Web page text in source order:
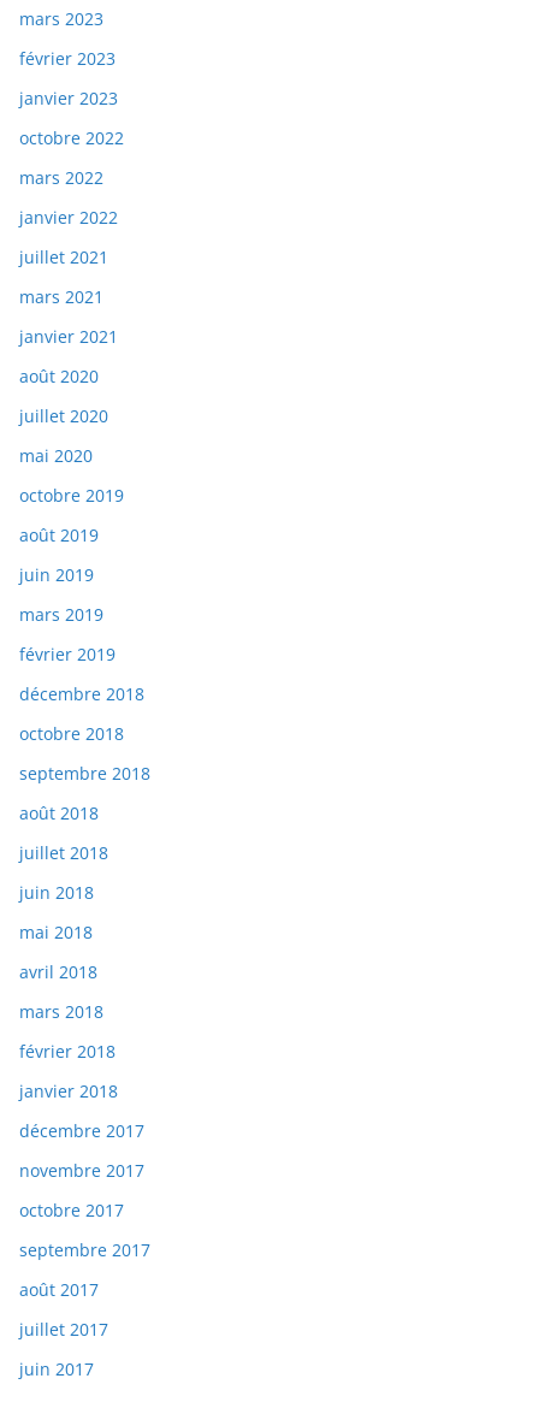
mars 2023
février 2023
janvier 2023
octobre 2022
mars 2022
janvier 2022
juillet 2021
mars 2021
janvier 2021
août 2020
juillet 2020
mai 2020
octobre 2019
août 2019
juin 2019
mars 2019
février 2019
décembre 2018
octobre 2018
septembre 2018
août 2018
juillet 2018
juin 2018
mai 2018
avril 2018
mars 2018
février 2018
janvier 2018
décembre 2017
novembre 2017
octobre 2017
septembre 2017
août 2017
juillet 2017
juin 2017